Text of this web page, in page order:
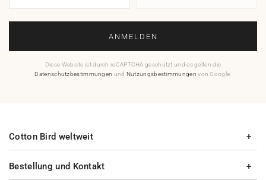
ANMELDEN
Diese Website ist durch reCAPTCHA geschützt und es gelten die
Datenschutzbestimmungen und Nutzungsbestimmungen von Google.
Bestellung und Kontakt
Cotton Bird weltweit